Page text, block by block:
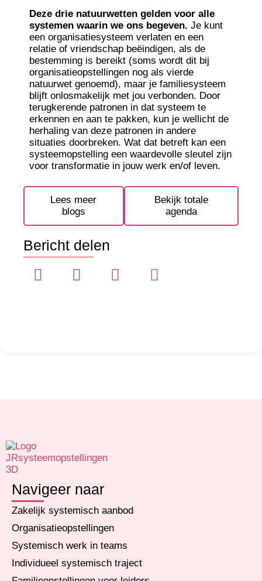
Deze drie natuurwetten gelden voor alle
systemen waarin we ons begeven. Je kunt
een organisatiesysteem verlaten en een
relatie of vriendschap beëindigen, als de
bestemming is bereikt (soms wordt dit bij
organisatieopstellingen nog als vierde
natuurwet genoemd), maar je familiesysteem
blijft onlosmakelijk met jou verbonden. Door
terugkerende patronen in dat systeem te
erkennen en aan te pakken, kun je wellicht de
herhaling van deze patronen in andere
situaties doorbreken. Wat dat betreft kan een
systeemopstelling een waardevolle sleutel zijn
voor transformatie in jouw werk en/of leven.
Lees meer
blogs
Bekijk totale
agenda
Bericht delen
Navigeer naar
Zakelijk systemisch aanbod
Organisatieopstellingen
Systemisch werk in teams
Individueel systemisch traject